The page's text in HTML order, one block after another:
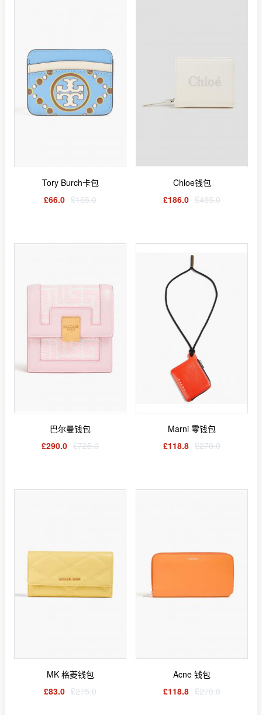
Tory Burch卡包
£66.0 £165.0
Chloe钱包
£186.0 £465.0
巴尔曼钱包
£290.0 £725.0
Marni 零钱包
£118.8 £270.0
MK 格菱钱包
£83.0 £275.0
Acne 钱包
£118.8 £270.0